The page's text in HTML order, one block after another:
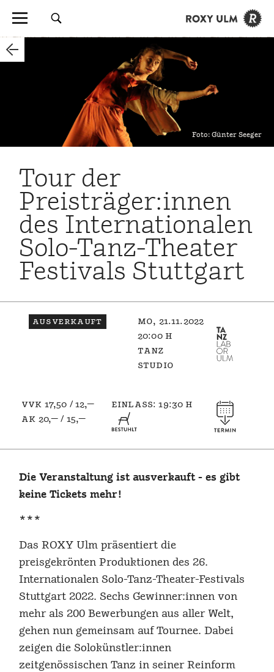
Foto: Günter Seeger
Tour der
Preisträger:innen
des Internationalen
Solo-Tanz-Theater
Festivals Stuttgart
ausverkauft
mo, 21.11.2022
20:00 h
tanz
studio
vvk 17,50 / 12,—
ak 20,— / 15,—
einlass: 19:30 h
Die Veranstaltung ist ausverkauft - es gibt
keine Tickets mehr!
***
Das ROXY Ulm präsentiert die
preisgekrönten Produktionen des 26.
Internationalen Solo-Tanz-Theater-Festivals
Stuttgart 2022. Sechs Gewinner:innen von
mehr als 200 Bewerbungen aus aller Welt,
gehen nun gemeinsam auf Tournee. Dabei
zeigen die Solokünstler:innen
zeitgenössischen Tanz in seiner Reinform